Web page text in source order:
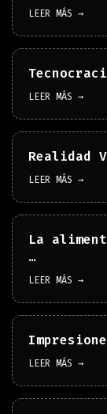
LEER MÁS →
LEER MÁS →
Realidad
LEER MÁS →
La
…
LEER MÁS →
LEER MÁS →